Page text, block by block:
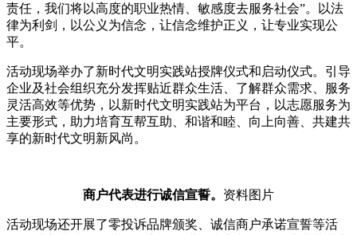
责任，我们将以高度的职业热情、敏感度去服务社会”。以法
律为利剑，以公义为信念，让信念维护正义，让专业实现公
平。
活动现场举办了新时代文明实践站授牌仪式和启动仪式。引导
企业及社会组织充分发挥贴近群众生活、了解群众需求、服务
灵活高效等优势，以新时代文明实践站为平台，以志愿服务为
主要形式，助力培育互帮互助、和谐和睦、向上向善、共建共
享的新时代文明新风尚。
商户代表进行诚信宣誓。 资料图片
活动现场还开展了零投诉品牌颁奖、诚信商户承诺宣誓等活